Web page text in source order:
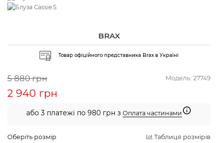
BRAX
Товар офіційного представника Brax в Україні
Модель: 27749
5 880 грн
2 940 грн
або 3 платежі по 980 грн з Оплата частинами
Оберіть розмір Таблиця розмірів